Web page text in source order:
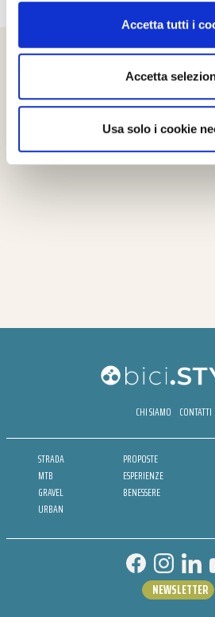
Accetta tutti i
Accetta
Usa solo i cookie
CHI SIAMO CONTATTI
STRADA
MTB
GRAVEL
URBAN
PROPOSTE
ESPERIENZE
BENESSERE
NEWSLETTER